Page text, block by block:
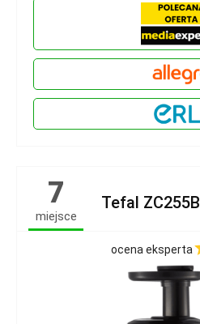
7
miejsce
Tefal ZC255B
ocena eksperta